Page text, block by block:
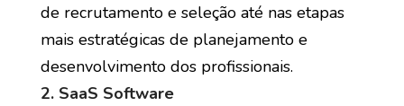
de recrutamento e seleção até nas etapas
mais estratégicas de planejamento e
desenvolvimento dos profissionais.
2. SaaS Software